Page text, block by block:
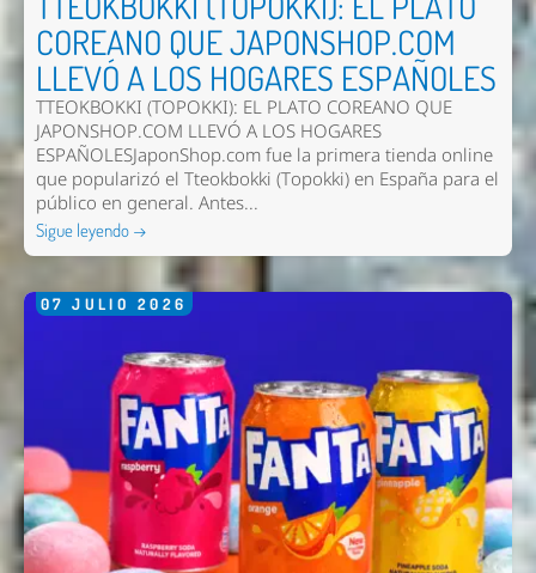
COREANO QUE JAPONSHOP.COM
LLEVÓ A LOS HOGARES ESPAÑOLES
TTEOKBOKKI (TOPOKKI): EL PLATO COREANO QUE
JAPONSHOP.COM LLEVÓ A LOS HOGARES
ESPAÑOLESJaponShop.com fue la primera tienda online
que popularizó el Tteokbokki (Topokki) en España para el
público en general. Antes...
Sigue leyendo →
07 JULIO 2026